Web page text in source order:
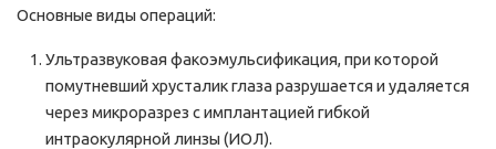
Основные виды операций:
Ультразвуковая факоэмульсификация, при которой
помутневший хрусталик глаза разрушается и удаляется
через микроразрез с имплантацией гибкой
интраокулярной линзы (ИОЛ).